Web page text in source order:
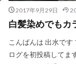
2017年9月29日
白髪染めでもカ
こんばんは 出水で
ログを初投稿してま